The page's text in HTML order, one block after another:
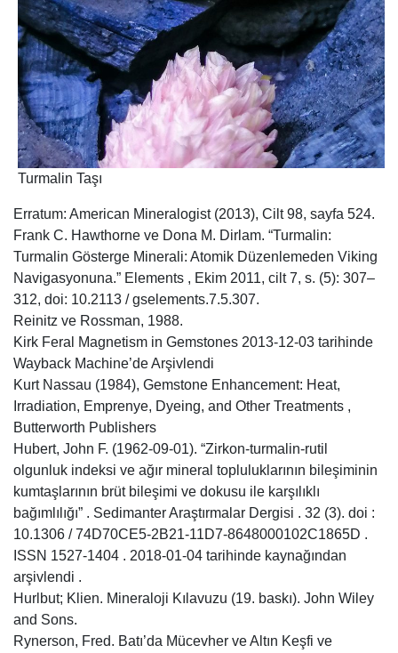
Turmalin Taşı
Erratum: American Mineralogist (2013), Cilt 98, sayfa 524.
Frank C. Hawthorne ve Dona M. Dirlam. “Turmalin:
Turmalin Gösterge Minerali: Atomik Düzenlemeden Viking
Navigasyonuna.” Elements , Ekim 2011, cilt 7, s. (5): 307–
312, doi: 10.2113 / gselements.7.5.307.
Reinitz ve Rossman, 1988.
Kirk Feral Magnetism in Gemstones 2013-12-03 tarihinde
Wayback Machine’de Arşivlendi
Kurt Nassau (1984), Gemstone Enhancement: Heat,
Irradiation, Emprenye, Dyeing, and Other Treatments ,
Butterworth Publishers
Hubert, John F. (1962-09-01). “Zirkon-turmalin-rutil
olgunluk indeksi ve ağır mineral topluluklarının bileşiminin
kumtaşlarının brüt bileşimi ve dokusu ile karşılıklı
bağımlılığı” . Sedimanter Araştırmalar Dergisi . 32 (3). doi :
10.1306 / 74D70CE5-2B21-11D7-8648000102C1865D .
ISSN 1527-1404 . 2018-01-04 tarihinde kaynağından
arşivlendi .
Hurlbut; Klien. Mineraloji Kılavuzu (19. baskı). John Wiley
and Sons.
Rynerson, Fred. Batı’da Mücevher ve Altın Keşfi ve